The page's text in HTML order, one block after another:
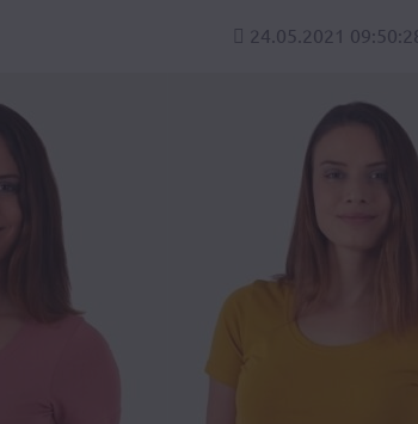
Pridané
24.05.2021